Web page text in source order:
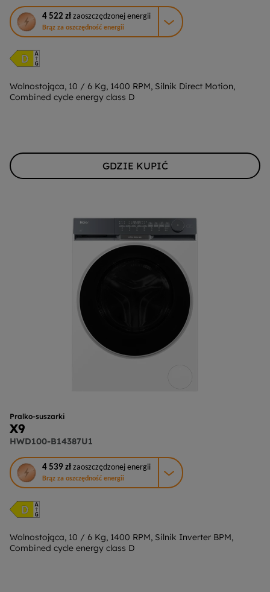
4 522 zł zaoszczędzonej energii
Brąz za oszczędność energii
To
działanie
otworzy
narzędzie
do
energii
Youreko.
Wolnostojąca, 10 / 6 Kg, 1400 RPM, Silnik Direct Motion,
Combined cycle energy class D
GDZIE KUPIĆ
Pralko-suszarki
X9
HWD100-B14387U1
4 539 zł zaoszczędzonej energii
Brąz za oszczędność energii
To
działanie
otworzy
narzędzie
do
energii
Youreko.
Wolnostojąca, 10 / 6 Kg, 1400 RPM, Silnik Inverter BPM,
Combined cycle energy class D